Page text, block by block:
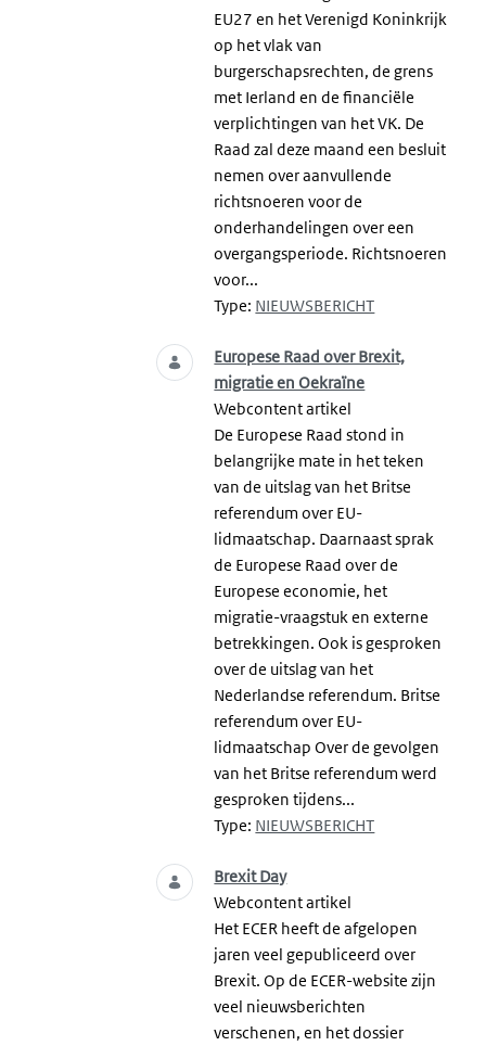
EU27 en het Verenigd Koninkrijk
op het vlak van
burgerschapsrechten, de grens
met Ierland en de financiële
verplichtingen van het VK. De
Raad zal deze maand een besluit
nemen over aanvullende
richtsnoeren voor de
onderhandelingen over een
overgangsperiode. Richtsnoeren
voor...
Type: NIEUWSBERICHT
Europese Raad over Brexit,
migratie en Oekraïne
Webcontent artikel
De Europese Raad stond in
belangrijke mate in het teken
van de uitslag van het Britse
referendum over EU-
lidmaatschap. Daarnaast sprak
de Europese Raad over de
Europese economie, het
migratie-vraagstuk en externe
betrekkingen. Ook is gesproken
over de uitslag van het
Nederlandse referendum. Britse
referendum over EU-
lidmaatschap Over de gevolgen
van het Britse referendum werd
gesproken tijdens...
Type: NIEUWSBERICHT
Brexit Day
Webcontent artikel
Het ECER heeft de afgelopen
jaren veel gepubliceerd over
Brexit. Op de ECER-website zijn
veel nieuwsberichten
verschenen, en het dossier